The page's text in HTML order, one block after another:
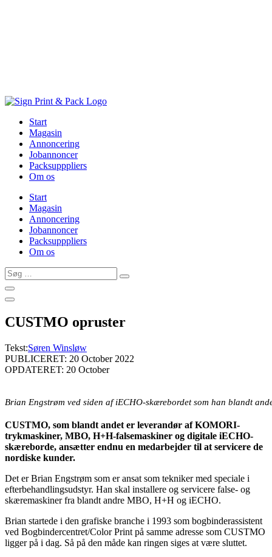
Start
Magasin
Annoncering
Jobannoncer
Packsupppliers
Om os
Start
Magasin
Annoncering
Jobannoncer
Packsupppliers
Om os
Søg
…
CUSTMO opruster
Tekst:Søren Winsløw
PUBLICERET: 20 October 2022
OPDATERET: 20 October
Brian Engstrøm ved siden af iECHO-skærebordet som han blandt
CUSTMO, som blandt andet er leverandør af KOMORI-
trykmaskiner, MBO, H+H-falsemaskiner og digitale iECHO-
skæreborde, ansætter endnu en medarbejder til at servicere de
nordiske kunder.
Det er Brian Engstrøm som er ansat som tekniker med speciale i
efterbehandlingsudstyr. Han skal installere og servicere false- og
skæremaskiner fra blandt andre MBO, H+H og iECHO.
Brian startede i den grafiske branche i 1993 som bogbinderassistent
ved Bogbindercentret/Color Print på samme adresse som CUSTMO
ligger på i dag. Så på den måde kan ringen siges at være sluttet.